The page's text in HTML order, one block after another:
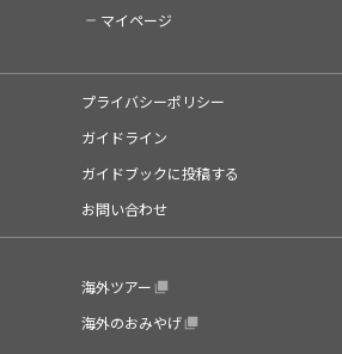
マイページ
プライバシーポリシー
ガイドライン
ガイドブックに投稿する
お問い合わせ
海外ツアー
海外のおみやげ